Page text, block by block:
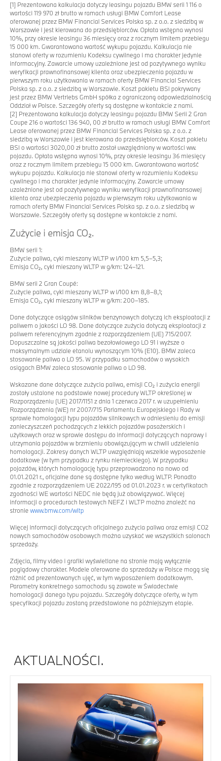
[1] Prezentowana kalkulacja dotyczy leasingu pojazdu BMW serii 1 116 o
wartości 119 970 zł brutto w ramach usługi BMW Comfort Lease
oferowanej przez BMW Financial Services Polska sp. z o.o. z siedzibą w
Warszawie i jest kierowana do przedsiębiorców. Opłata wstępna wynosi
10%, przy okresie leasingu 36 miesięcy oraz z rocznym limitem przebiegu
15 000 km. Gwarantowana wartość wykupu pojazdu. Kalkulacja nie
stanowi oferty w rozumieniu Kodeksu cywilnego i ma charakter jedynie
informacyjny. Zawarcie umowy uzależnione jest od pozytywnego wyniku
weryfikacji prawnofinansowej klienta oraz ubezpieczenia pojazdu w
pierwszym roku użytkowania w ramach oferty BMW Financial Services
Polska sp. z o.o. z siedzibą w Warszawie. Koszt pakietu BSI pokrywany
jest przez BMW Vertriebs GmbH spółka z ograniczoną odpowiedzialnością
Oddział w Polsce. Szczegóły oferty są dostępne w kontakcie z nami.
[2] Prezentowana kalkulacja dotyczy leasingu pojazdu BMW Serii 2 Gran
Coupe 216 o wartości 136 940, 00 zł brutto w ramach usługi BMW Comfort
Lease oferowanej przez BMW Financial Services Polska sp. z o.o. z
siedzibą w Warszawie i jest kierowana do przedsiębiorców. Koszt pakietu
BSI o wartości 3020,00 zł brutto został uwzględniony w wartości ww.
pojazdu. Opłata wstępna wynosi 10%, przy okresie leasingu 36 miesięcy
oraz z rocznym limitem przebiegu 15 000 km. Gwarantowana wartość
wykupu pojazdu. Kalkulacja nie stanowi oferty w rozumieniu Kodeksu
cywilnego i ma charakter jedynie informacyjny. Zawarcie umowy
uzależnione jest od pozytywnego wyniku weryfikacji prawnofinansowej
klienta oraz ubezpieczenia pojazdu w pierwszym roku użytkowania w
ramach oferty BMW Financial Services Polska sp. z o.o. z siedzibą w
Warszawie. Szczegóły oferty są dostępne w kontakcie z nami.
Zużycie i emisja CO₂.
BMW serii 1:
Zużycie paliwa, cykl mieszany WLTP w l/100 km 5,5–5,3;
Emisja CO₂, cykl mieszany WLTP w g/km: 124–121.
BMW serii 2 Gran Coupé:
Zużycie paliwa, cykl mieszany WLTP w l/100 km 8,8–8,1;
Emisja CO₂, cykl mieszany WLTP w g/km: 200–185.
Dane dotyczące osiągów silników benzynowych dotyczą ich eksploatacji z
paliwem o jakości LO 98. Dane dotyczące zużycia dotyczą eksploatacji z
paliwem referencyjnym zgodnie z rozporządzeniem (UE) 715/2007.
Dopuszczalne są jakości paliwa bezołowiowego LO 91 i wyższe o
maksymalnym udziale etanolu wynoszącym 10% (E10). BMW zaleca
stosowanie paliwa o LO 95. W przypadku samochodów o wysokich
osiągach BMW zaleca stosowanie paliwa o LO 98.
Wskazane dane dotyczące zużycia paliwa, emisji CO₂ i zużycia energii
zostały ustalone na podstawie nowej procedury WLTP określonej w
Rozporządzeniu (UE) 2017/1151 z dnia 1 czerwca 2017 r. w uzupełnieniu
Rozporządzenia (WE) nr 2007/715 Parlamentu Europejskiego i Rady w
sprawie homologacji typu pojazdów silnikowych w odniesieniu do emisji
zanieczyszczeń pochodzących z lekkich pojazdów pasażerskich i
użytkowych oraz w sprawie dostępu do informacji dotyczących naprawy i
utrzymania pojazdów w brzmieniu obowiązującym w chwili udzielenia
homologacji. Zakresy danych WLTP uwzględniają wszelkie wyposażenie
dodatkowe (w tym przypadku z rynku niemieckiego). W przypadku
pojazdów, których homologację typu przeprowadzono na nowo od
01.01.2021 r., oficjalne dane są dostępne tylko według WLTP. Ponadto
zgodnie z rozporządzeniem UE 2022/195 od 01.01.2023 r. w certyfikatach
zgodności WE wartości NEDC nie będą już obowiązywać. Więcej
informacji o procedurach testowych NEFZ i WLTP można znaleźć na
stronie www.bmw.com/wltp
Więcej informacji dotyczących oficjalnego zużycia paliwa oraz emisji CO2
nowych samochodów osobowych można uzyskać we wszystkich salonach
sprzedaży.
Zdjęcia, filmy video i grafiki wyświetlane na stronie mają wyłącznie
poglądowy charakter. Modele oferowane do sprzedaży w Polsce mogą się
różnić od prezentowanych ujęć, w tym wyposażeniem dodatkowym.
Parametry konkretnego samochodu są zawate w Świadectwie
homologacji danego typu pojazdu. Szczegóły dotyczące oferty, w tym
specyfikacji pojazdu zostaną przedstawione na późniejszym etapie.
AKTUALNOŚCI.